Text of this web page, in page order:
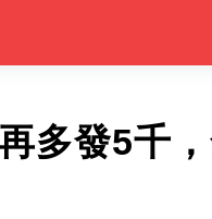
多發5千